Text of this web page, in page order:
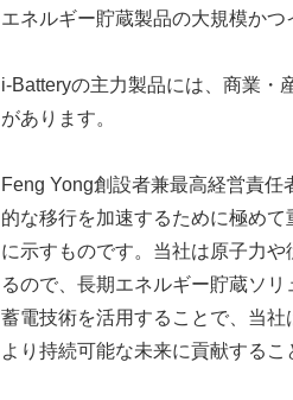
エネルギー貯蔵製品の大規模か
i-Batteryの主力製品には、商業・
があります。
Feng Yong創設者兼最高経営責
的な移行を加速するために極め
に示すものです。当社は原子力
るので、長期エネルギー貯蔵ソ
蓄電技術を活用することで、当
より持続可能な未来に貢献するこ